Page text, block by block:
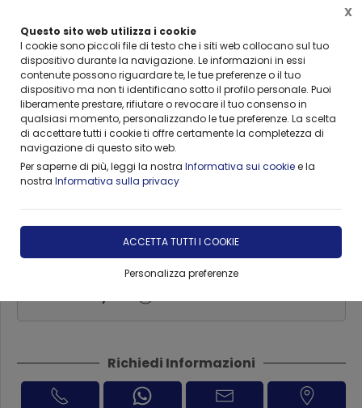
Questo sito web utilizza i cookie
I cookie sono piccoli file di testo che i siti web collocano sul tuo
dispositivo durante la navigazione. Le informazioni in essi
contenute possono riguardare te, le tue preferenze o il tuo
dispositivo ma non ti identificano sotto il profilo personale. Puoi
liberamente prestare, rifiutare o revocare il tuo consenso in
qualsiasi momento, personalizzando le tue preferenze. La scelta
di accettare tutti i cookie ti offre certamente la completezza di
navigazione di questo sito web.
Per saperne di più, leggi la nostra Informativa sui cookiee la
nostra Informativa sulla privacy
ACCETTA TUTTI I COOKIE
Personalizza preferenze
X
Home Forniture VISMARA ARREDO BEAUTY & SPA Lettini Massaggio Vismara
Lettino Vismara The Ben/The
Ben Mover
DISPONIBILITÀ IMMEDIATA
€ 3.079,00 -10,00%
Richiedi Informazioni